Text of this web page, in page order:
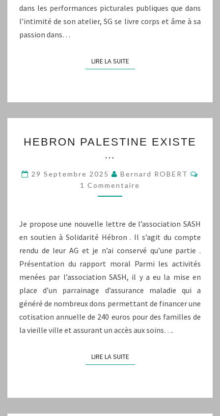
dans les performances picturales publiques que dans
l’intimité de son atelier, SG se livre corps et âme à sa
passion dans…
LIRE LA SUITELIRE LA SUITE
PALESTINE
EXISTE
…
HEBRON PALESTINE EXISTE
…
29 Septembre 2025 Bernard ROBERT
1 Commentaire
Je propose une nouvelle lettre de l’association SASH
en soutien à Solidarité Hébron . Il s’agit du compte
rendu de leur AG et je n’ai conservé qu’une partie .
Présentation du rapport moral Parmi les activités
menées par l’association SASH, il y a eu la mise en
place d’un parrainage d’assurance maladie qui a
généré de nombreux dons permettant de financer une
cotisation annuelle de 240 euros pour des familles de
la vieille ville et assurant un accès aux soins….
LIRE LA SUITELIRE LA SUITE